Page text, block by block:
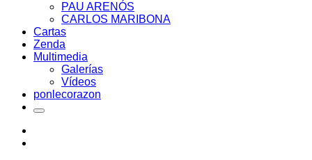
PAU ARENÓS
CARLOS MARIBONA
Cartas
Zenda
Multimedia
Galerías
Vídeos
ponlecorazon